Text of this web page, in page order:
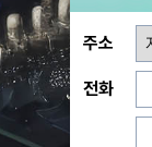
주소
전화